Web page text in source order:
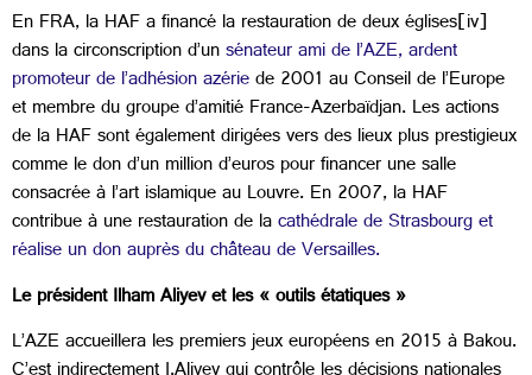
En FRA, la HAF a financé la restauration de deux églises[iv]
dans la circonscription d’unsénateur ami de l’AZE, ardent
promoteur de l’adhésion azériede 2001 au Conseil de l’Europe
et membre du groupe d’amitié France-Azerbaïdjan. Les actions
de la HAF sont également dirigées vers des lieux plus prestigieux
comme le don d’un million d’euros pour financer une salle
consacrée à l’art islamique au Louvre. En 2007, la HAF
contribue à une restauration de lacathédrale de Strasbourg et
réalise un don auprès du château de Versailles.
Le président Ilham Aliyev et les « outils étatiques »
L’AZE accueillera les premiers jeux européens en 2015 à Bakou.